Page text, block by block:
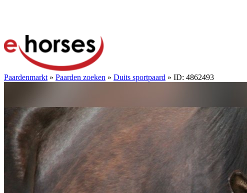
Paardenmarkt » Paarden zoeken » Duits sportpaard » ID: 4862493